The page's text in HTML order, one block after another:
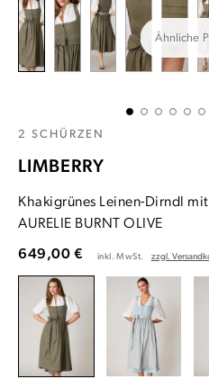
Ähnliche
2 SCHÜRZEN
LIMBERRY
Khakigrünes Leinen-Dirndl
AURELIE BURNT OLIVE
649,00 € inkl. MwSt. zzgl.